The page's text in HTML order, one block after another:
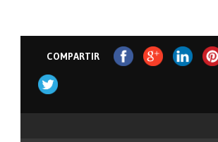
COMPARTIR